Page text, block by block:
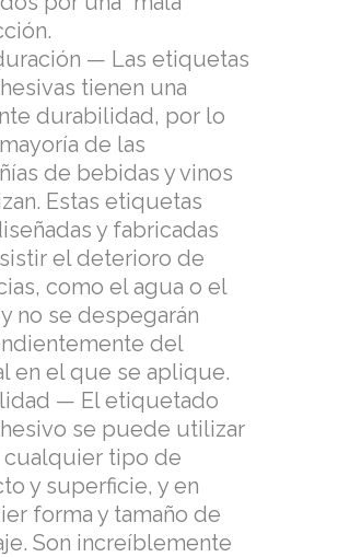
— Las etiquetas
tienen una
durabilidad, por lo
de las
de bebidas y vinos
Estas etiquetas
y fabricadas
el deterioro de
como el agua o el
no se despegarán
del
en el que se aplique.
— El etiquetado
se puede utilizar
cualquier tipo de
y superficie, y en
forma y tamaño de
Son increíblemente